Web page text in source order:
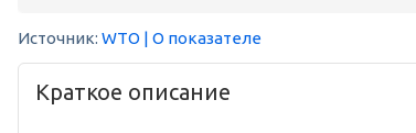
Источник: WTO | О показателе
Краткое описание